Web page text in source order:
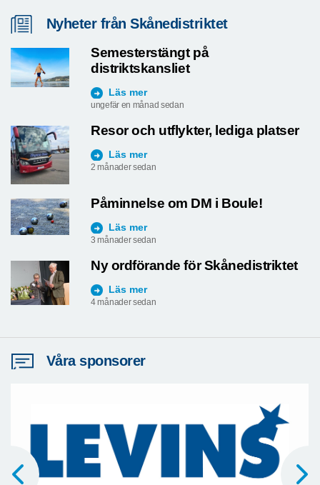
Nyheter från Skånedistriktet
Semesterstängt på
distriktskansliet
Läs mer
ungefär en månad sedan
Resor och utflykter, lediga platser
Läs mer
2 månader sedan
Påminnelse om DM i Boule!
Läs mer
3 månader sedan
Ny ordförande för Skånedistriktet
Läs mer
4 månader sedan
Våra sponsorer